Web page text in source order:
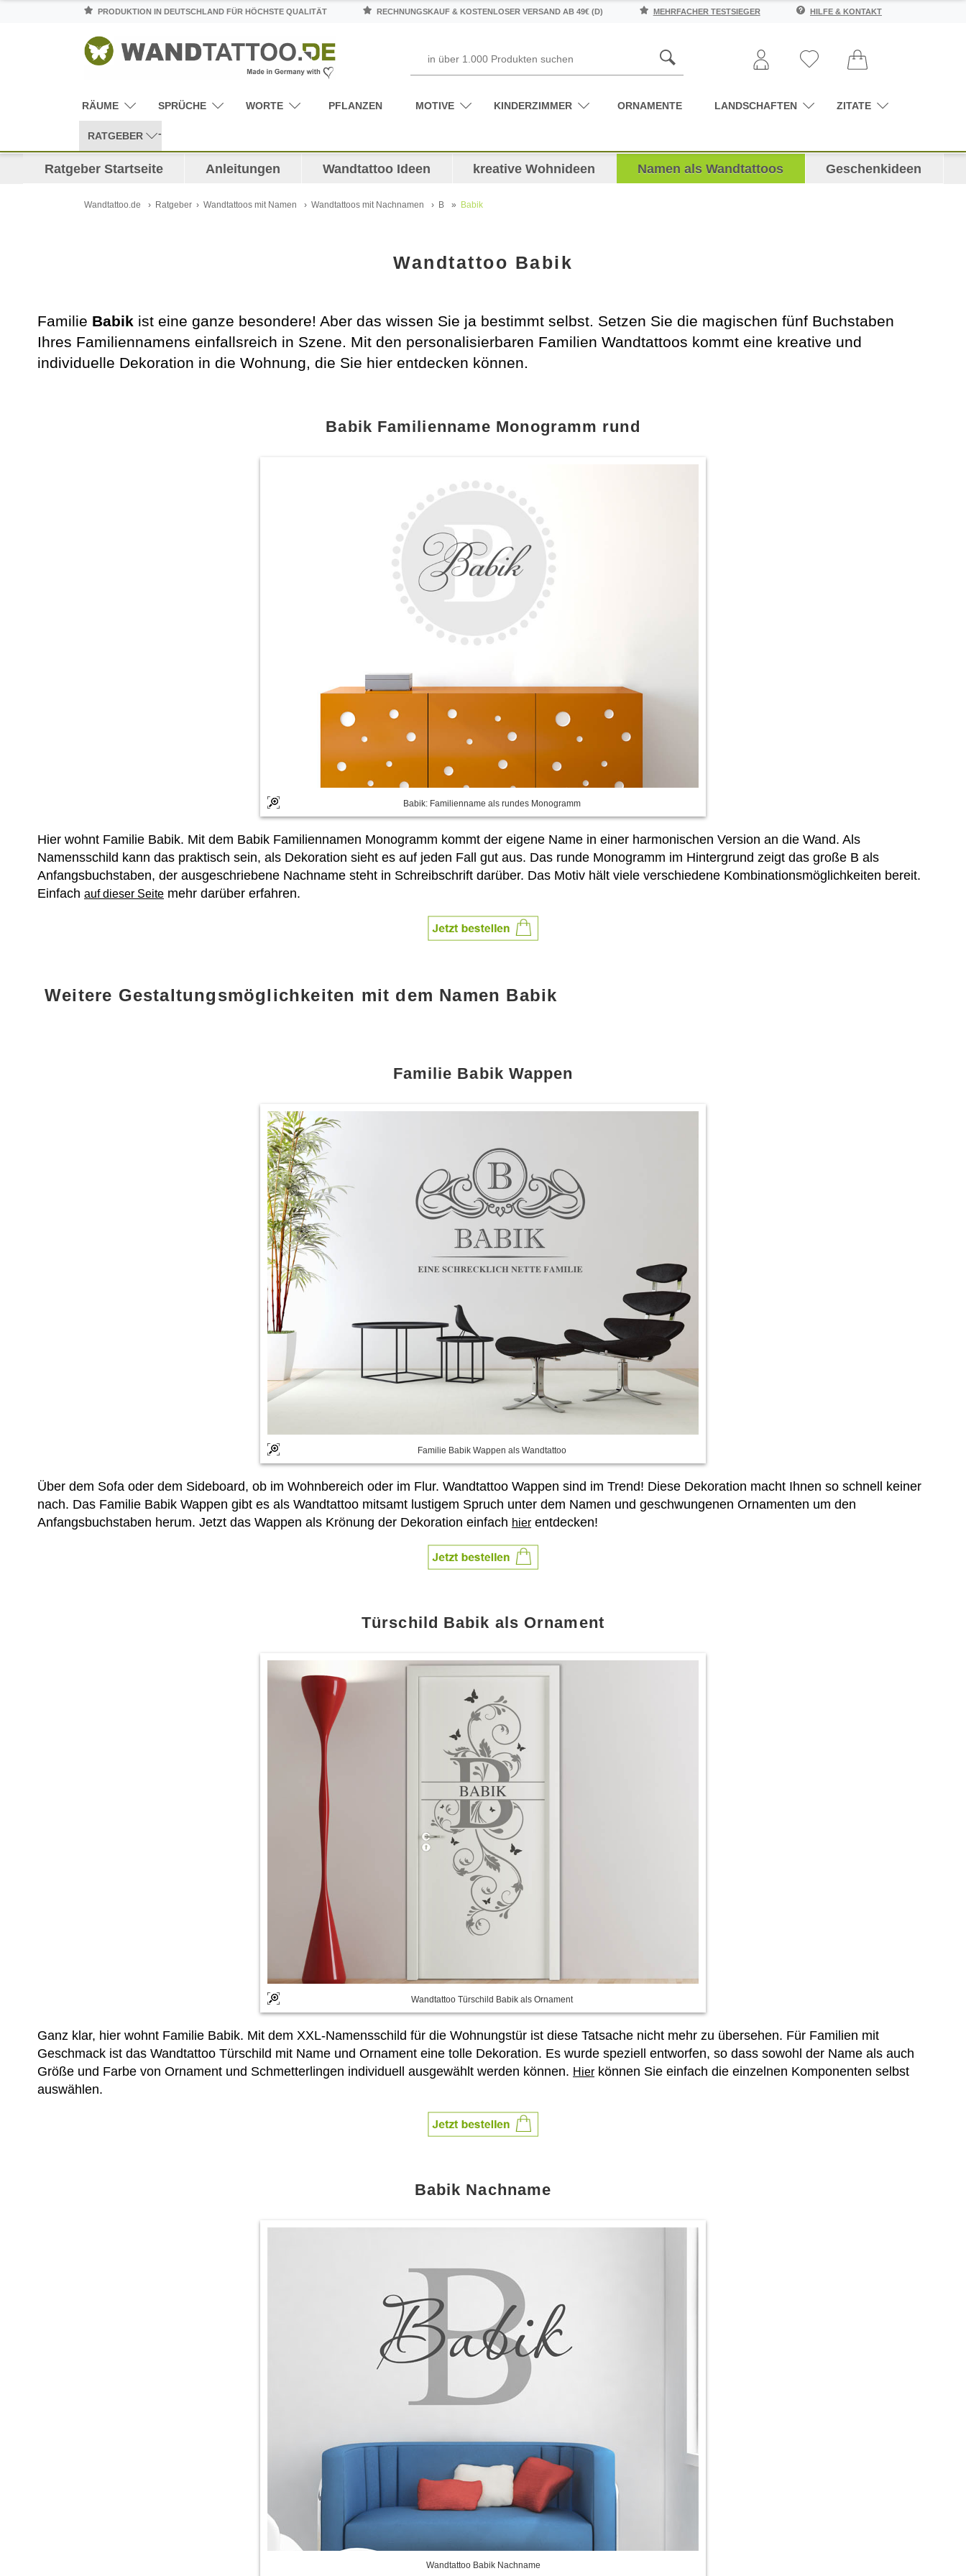
PRODUKTION IN DEUTSCHLAND FÜR HÖCHSTE QUALITÄT RECHNUNGSKAUF & KOSTENLOSER VERSAND AB 49€ (D) MEHRFACHER TESTSIEGER HILFE & KONTAKT
RÄUME SPRÜCHE WORTE PFLANZEN MOTIVE KINDERZIMMER ORNAMENTE LANDSCHAFTEN ZITATE
RATGEBER
Ratgeber Startseite Anleitungen Wandtattoo Ideen kreative Wohnideen Namen als Wandtattoos Geschenkideen
Wandtattoo.de Ratgeber Wandtattoos mit Namen Wandtattoos mit Nachnamen B Babik
Wandtattoo Babik
Familie Babik ist eine ganze besondere! Aber das wissen Sie ja bestimmt selbst. Setzen Sie die magischen fünf Buchstaben
Ihres Familiennamens einfallsreich in Szene. Mit den personalisierbaren Familien Wandtattoos kommt eine kreative und
individuelle Dekoration in die Wohnung, die Sie hier entdecken können.
Babik Familienname Monogramm rund
Babik: Familienname als rundes Monogramm
Hier wohnt Familie Babik. Mit dem Babik Familiennamen Monogramm kommt der eigene Name in einer harmonischen Version an die Wand. Als
Namensschild kann das praktisch sein, als Dekoration sieht es auf jeden Fall gut aus. Das runde Monogramm im Hintergrund zeigt das große B als
Anfangsbuchstaben, der ausgeschriebene Nachname steht in Schreibschrift darüber. Das Motiv hält viele verschiedene Kombinationsmöglichkeiten bereit.
Einfach auf dieser Seite mehr darüber erfahren.
Weitere Gestaltungsmöglichkeiten mit dem Namen Babik
Familie Babik Wappen
Familie Babik Wappen als Wandtattoo
Über dem Sofa oder dem Sideboard, ob im Wohnbereich oder im Flur. Wandtattoo Wappen sind im Trend! Diese Dekoration macht Ihnen so schnell keiner
nach. Das Familie Babik Wappen gibt es als Wandtattoo mitsamt lustigem Spruch unter dem Namen und geschwungenen Ornamenten um den
Anfangsbuchstaben herum. Jetzt das Wappen als Krönung der Dekoration einfach hier entdecken!
Türschild Babik als Ornament
Wandtattoo Türschild Babik als Ornament
Ganz klar, hier wohnt Familie Babik. Mit dem XXL-Namensschild für die Wohnungstür ist diese Tatsache nicht mehr zu übersehen. Für Familien mit
Geschmack ist das Wandtattoo Türschild mit Name und Ornament eine tolle Dekoration. Es wurde speziell entworfen, so dass sowohl der Name als auch
Größe und Farbe von Ornament und Schmetterlingen individuell ausgewählt werden können. Hier können Sie einfach die einzelnen Komponenten selbst
auswählen.
Babik Nachname
Wandtattoo Babik Nachname